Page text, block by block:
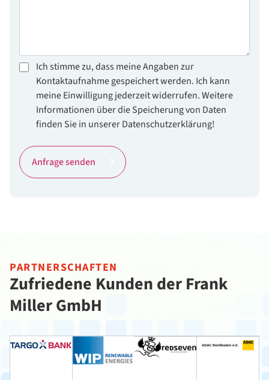
Ich stimme zu, dass meine Angaben zur
Kontaktaufnahme gespeichert werden. Ich kann
meine Einwilligung jederzeit widerrufen. Weitere
Informationen über die Speicherung von Daten
finden Sie in unserer Datenschutzerklärung!
Anfrage senden
PARTNERSCHAFTEN
Zufriedene Kunden der Frank
Miller GmbH